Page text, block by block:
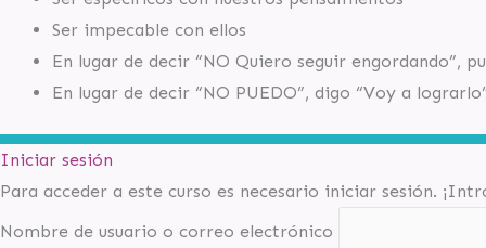
Ser impecable con ellos
En lugar de decir “NO Quiero seguir engordando”,
En lugar de decir “NO PUEDO”, digo “Voy a
Iniciar sesión
Para acceder a este curso es necesario iniciar sesión.
Nombre de usuario o correo electrónico